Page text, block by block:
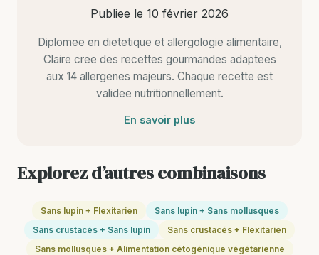
Publiee le 10 février 2026
Diplomee en dietetique et allergologie alimentaire,
Claire cree des recettes gourmandes adaptees
aux 14 allergenes majeurs. Chaque recette est
validee nutritionnellement.
En savoir plus
Explorez d’autres combinaisons
Sans lupin + Flexitarien
Sans lupin + Sans mollusques
Sans crustacés + Sans lupin
Sans crustacés + Flexitarien
Sans mollusques + Alimentation cétogénique végétarienne